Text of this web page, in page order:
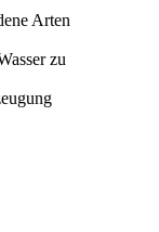
Arten
zu